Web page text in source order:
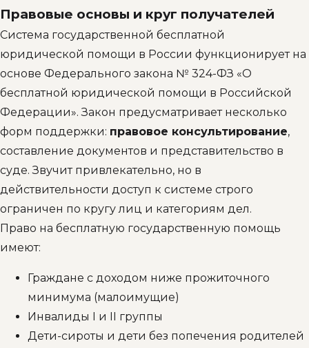
Правовые основы и круг получателей
Система государственной бесплатной
юридической помощи в России функционирует на
основе Федерального закона № 324-ФЗ «О
бесплатной юридической помощи в Российской
Федерации». Закон предусматривает несколько
форм поддержки: правовое консультирование,
составление документов и представительство в
суде. Звучит привлекательно, но в
действительности доступ к системе строго
ограничен по кругу лиц и категориям дел.
Право на бесплатную государственную помощь
имеют:
Граждане с доходом ниже прожиточного
минимума (малоимущие)
Инвалиды I и II группы
Дети-сироты и дети без попечения родителей